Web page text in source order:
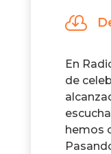

En
de
hemos